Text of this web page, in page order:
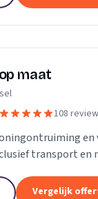
maat
108
transport en
Vergelijk